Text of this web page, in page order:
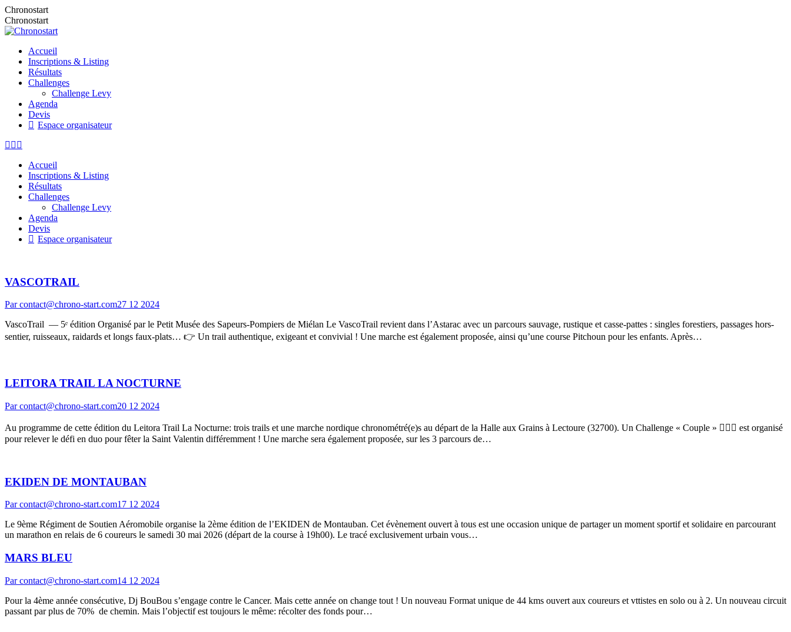
Chronostart
Chronostart
Accueil
Inscriptions & Listing
Résultats
Challenges
Challenge Levy
Agenda
Devis
Espace organisateur
Accueil
Inscriptions & Listing
Résultats
Challenges
Challenge Levy
Agenda
Devis
Espace organisateur
VASCOTRAIL
Parcontact@chrono-start.com27 12 2024
VascoTrail — 5ᵉ édition Organisé par le Petit Musée des Sapeurs-Pompiers de Miélan Le VascoTrail revient dans l’Astarac avec un parcours sauvage, rustique et casse-pattes : singles forestiers, passages hors-
sentier, ruisseaux, raidards et longs faux-plats… 👉 Un trail authentique, exigeant et convivial ! Une marche est également proposée, ainsi qu’une course Pitchoun pour les enfants. Après…
LEITORA TRAIL LA NOCTURNE
Parcontact@chrono-start.com20 12 2024
Au programme de cette édition du Leitora Trail La Nocturne: trois trails et une marche nordique chronométré(e)s au départ de la Halle aux Grains à Lectoure (32700). Un Challenge « Couple » 👩‍❤️‍👨 est organisé
pour relever le défi en duo pour fêter la Saint Valentin différemment ! Une marche sera également proposée, sur les 3 parcours de…
EKIDEN DE MONTAUBAN
Parcontact@chrono-start.com17 12 2024
Le 9ème Régiment de Soutien Aéromobile organise la 2ème édition de l’EKIDEN de Montauban. Cet évènement ouvert à tous est une occasion unique de partager un moment sportif et solidaire en parcourant
un marathon en relais de 6 coureurs le samedi 30 mai 2026 (départ de la course à 19h00). Le tracé exclusivement urbain vous…
MARS BLEU
Parcontact@chrono-start.com14 12 2024
Pour la 4ème année consécutive, Dj BouBou s’engage contre le Cancer. Mais cette année on change tout ! Un nouveau Format unique de 44 kms ouvert aux coureurs et vttistes en solo ou à 2. Un nouveau circuit
passant par plus de 70% de chemin. Mais l’objectif est toujours le même: récolter des fonds pour…